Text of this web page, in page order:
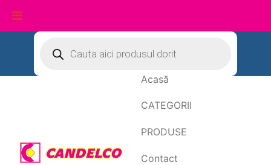
conținut
search
Acasă
CATEGORII
PRODUSE
Contact